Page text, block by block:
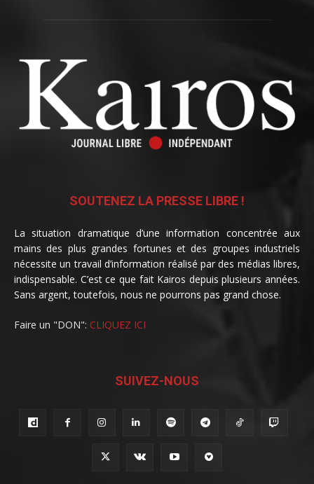
SOUTENEZ LA PRESSE LIBRE !
La situation dramatique d’une information concentrée aux
mains des plus grandes fortunes et des groupes industriels
nécessite un travail d’information réalisé par des médias libres,
indispensable. C’est ce que fait Kairos depuis plusieurs années.
Sans argent, toutefois, nous ne pourrons pas grand chose.
Faire un "DON": CLIQUEZ ICI
SUIVEZ-NOUS